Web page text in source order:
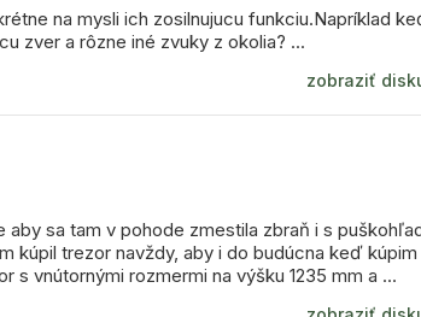
na mysli ich zosilnujucu funkciu.Napríklad
zver a rôzne iné zvuky z okolia? ...
zobraziť
sa tam v pohode zmestila zbraň i s
kúpil trezor navždy, aby i do budúcna keď kúpim
vnútornými rozmermi na výšku 1235 mm a ...